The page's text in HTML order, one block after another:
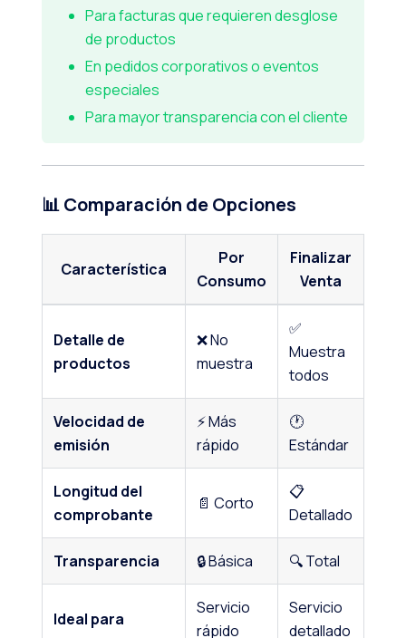
Para facturas que requieren desglose
de productos
En pedidos corporativos o eventos
especiales
Para mayor transparencia con el cliente
📊 Comparación de Opciones
Característica
Por
Consumo
Finalizar
Venta
Detalle de
productos
❌ No
muestra
✅
Muestra
todos
Velocidad de
emisión
⚡ Más
rápido
🕐
Estándar
Longitud del
comprobante
📄 Corto
📋
Detallado
Transparencia 🔒 Básica 🔍 Total
Ideal para
Servicio
rápido
Servicio
detallado